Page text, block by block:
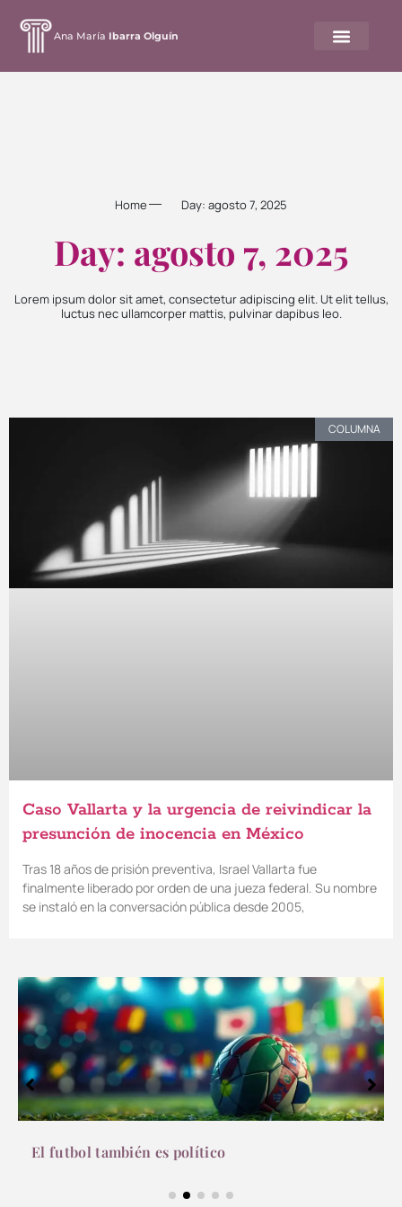
Ana María Ibarra Olguín
Home Day: agosto 7, 2025
Day: agosto 7, 2025
Lorem ipsum dolor sit amet, consectetur adipiscing elit. Ut elit tellus,
luctus nec ullamcorper mattis, pulvinar dapibus leo.
COLUMNA
Caso Vallarta y la urgencia de reivindicar la
presunción de inocencia en México
Tras 18 años de prisión preventiva, Israel Vallarta fue
finalmente liberado por orden de una jueza federal. Su nombre
se instaló en la conversación pública desde 2005,
El futbol también es político